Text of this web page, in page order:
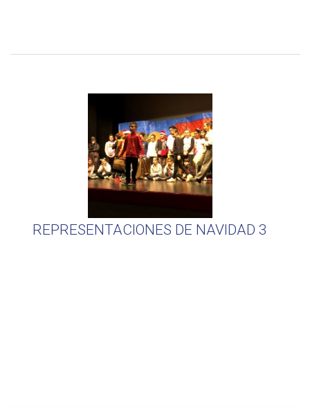
REPRESENTACIONES DE NAVIDAD 3